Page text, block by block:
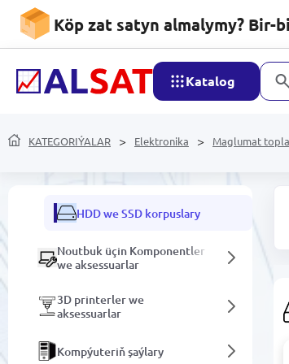
Köp zat satyn almalymy? Bir-
Katalog
KATEGORIÝALAR Elektronika Maglumat
Güýçlendirijiler we dinamikler
Maglumat toplaýjylar
Daşarky HDD-ler
USB hublary
HDD we SSD korpuslary
Noutbuk üçin Komponentler
we aksessuarlar
3D printerler we
aksessuarlar
Kompýuteriň şaýlary